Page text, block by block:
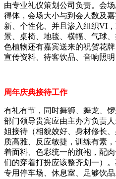
由专业礼仪策划公司负责。会
得体，会场大小与到会人数及
新、个性化、并且渗入组织VI
景、桌椅、地毯、横幅、气球
色植物还有嘉宾送来的祝贺花
宣传资料、待客饮品、音响照明
周年庆典接待工作
有礼有节，同时舞狮、舞龙、
部门领导贵宾应由主办方负责
姐接待（相貌姣好、身材修长
质高雅、反应敏捷，训练有素
着面料、色彩统一的旗袍，配
们的穿着打扮应该整齐划一）
专用停车场、休息室、足够饮品